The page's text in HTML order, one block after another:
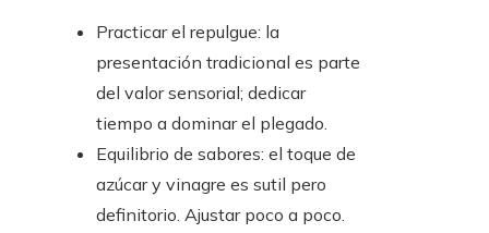
Practicar el repulgue: la
presentación tradicional es parte
del valor sensorial; dedicar
tiempo a dominar el plegado.
Equilibrio de sabores: el toque de
azúcar y vinagre es sutil pero
definitorio. Ajustar poco a poco.